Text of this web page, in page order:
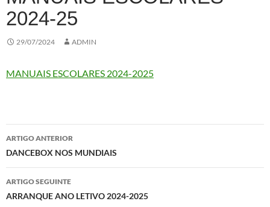
2024-25
29/07/2024 ADMIN
MANUAIS ESCOLARES 2024-2025
Navegação
de
artigos
ARTIGO ANTERIOR
DANCEBOX NOS MUNDIAIS
ARTIGO SEGUINTE
ARRANQUE ANO LETIVO 2024-2025